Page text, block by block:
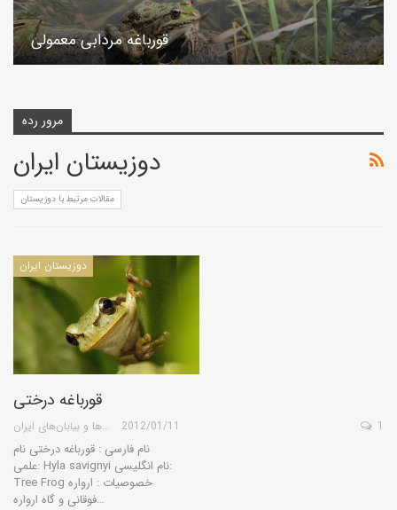
قورباغه مردابی معمولی
مرور رده
دوزیستان ایران
مقالات مرتبط با دوزیستان
دوزیستان ایران
قورباغه درختی
گروه کویرها و بیابان‌های ایران 2012/01/11 1
نام فارسی : قورباغه درختی نام
علمی: Hyla savignyi نام انگلیسی:
Tree Frog خصوصیات : ارواره
فوقانی و گاه ارواره…